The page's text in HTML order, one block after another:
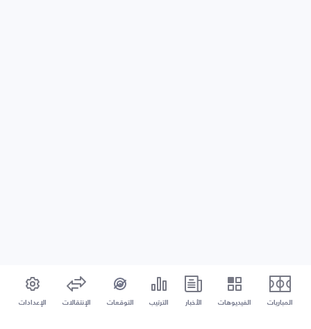
المباريات الفيديوهات الأخبار الترتيب التوقعات الإنتقالات الإعدادات